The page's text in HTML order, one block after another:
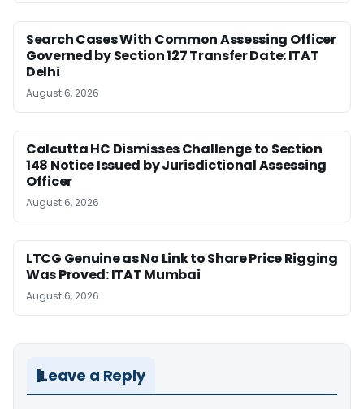
Search Cases With Common Assessing Officer
Governed by Section 127 Transfer Date: ITAT
Delhi
August 6, 2026
Calcutta HC Dismisses Challenge to Section
148 Notice Issued by Jurisdictional Assessing
Officer
August 6, 2026
LTCG Genuine as No Link to Share Price Rigging
Was Proved: ITAT Mumbai
August 6, 2026
Leave a Reply